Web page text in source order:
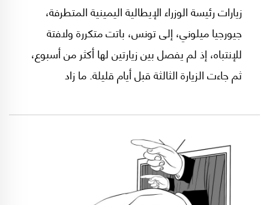
زيارات رئيسة الوزراء الإيطالية اليمينية المتطرفة،
جيورجيا ميلوني، إلى تونس، باتت متكررة ولافتة
للإنتباه، إذ لم يفصل بين زيارتين لها أكثر من أسبوع،
ثم جاءت الزيارة الثالثة قبل أيام قليلة. ما زاد
تفاهم حول "الشراكة الاستراتيجية والشاملة بين
تونس والاتحاد الأوروبي".